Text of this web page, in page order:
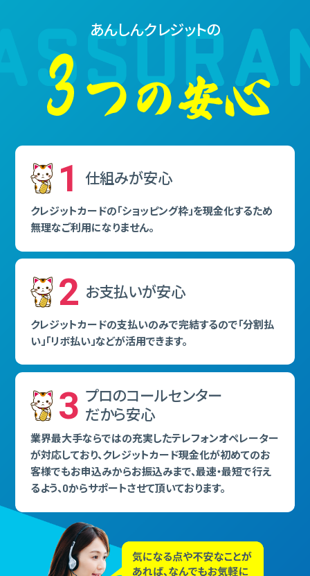
あんしんクレジットの
1 仕組みが安⼼
クレジットカードの「ショッピング枠」を現⾦化するため
無理なご利⽤になりません。
2 お⽀払いが安⼼
クレジットカードの⽀払いのみで完結するので「分割払
い」「リボ払い」などが活⽤できます。
3 プロのコールセンター
だから安⼼
業界最⼤⼿ならではの充実したテレフォンオペレーター
が対応しており、クレジットカード現⾦化が初めてのお
客様でもお申込みからお振込みまで、最速・最短で⾏え
るよう、0からサポートさせて頂いております。